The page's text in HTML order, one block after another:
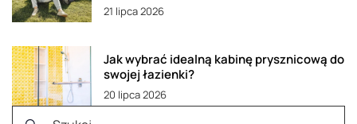
21 lipca 2026
Jak wybrać idealną kabinę prysznicową do
swojej łazienki?
20 lipca 2026